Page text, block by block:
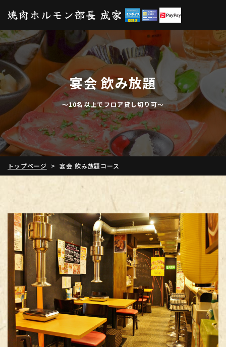
宴会 飲み放題
～10名以上でフロア貸し切り可～
トップページ > 宴会 飲み放題コース